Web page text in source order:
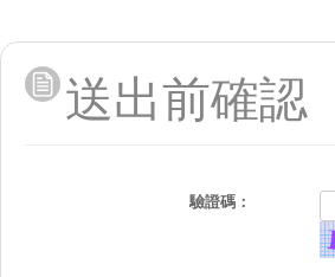
送出前確認
驗證碼：